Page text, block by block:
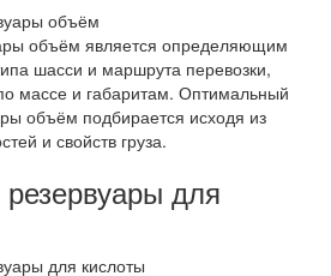
объём является определяющим
шасси и маршрута перевозки,
массе и габаритам. Оптимальный
объём подбирается исходя из
и свойств груза.
для